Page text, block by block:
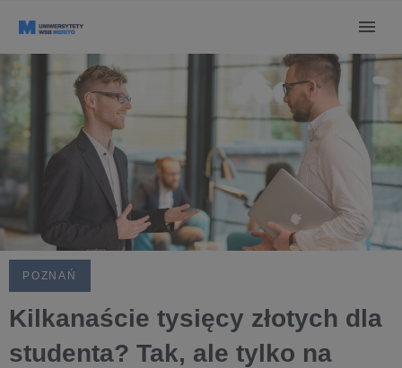
POZNAŃ
Kilkanaście tysięcy złotych dla
studenta? Tak, ale tylko na